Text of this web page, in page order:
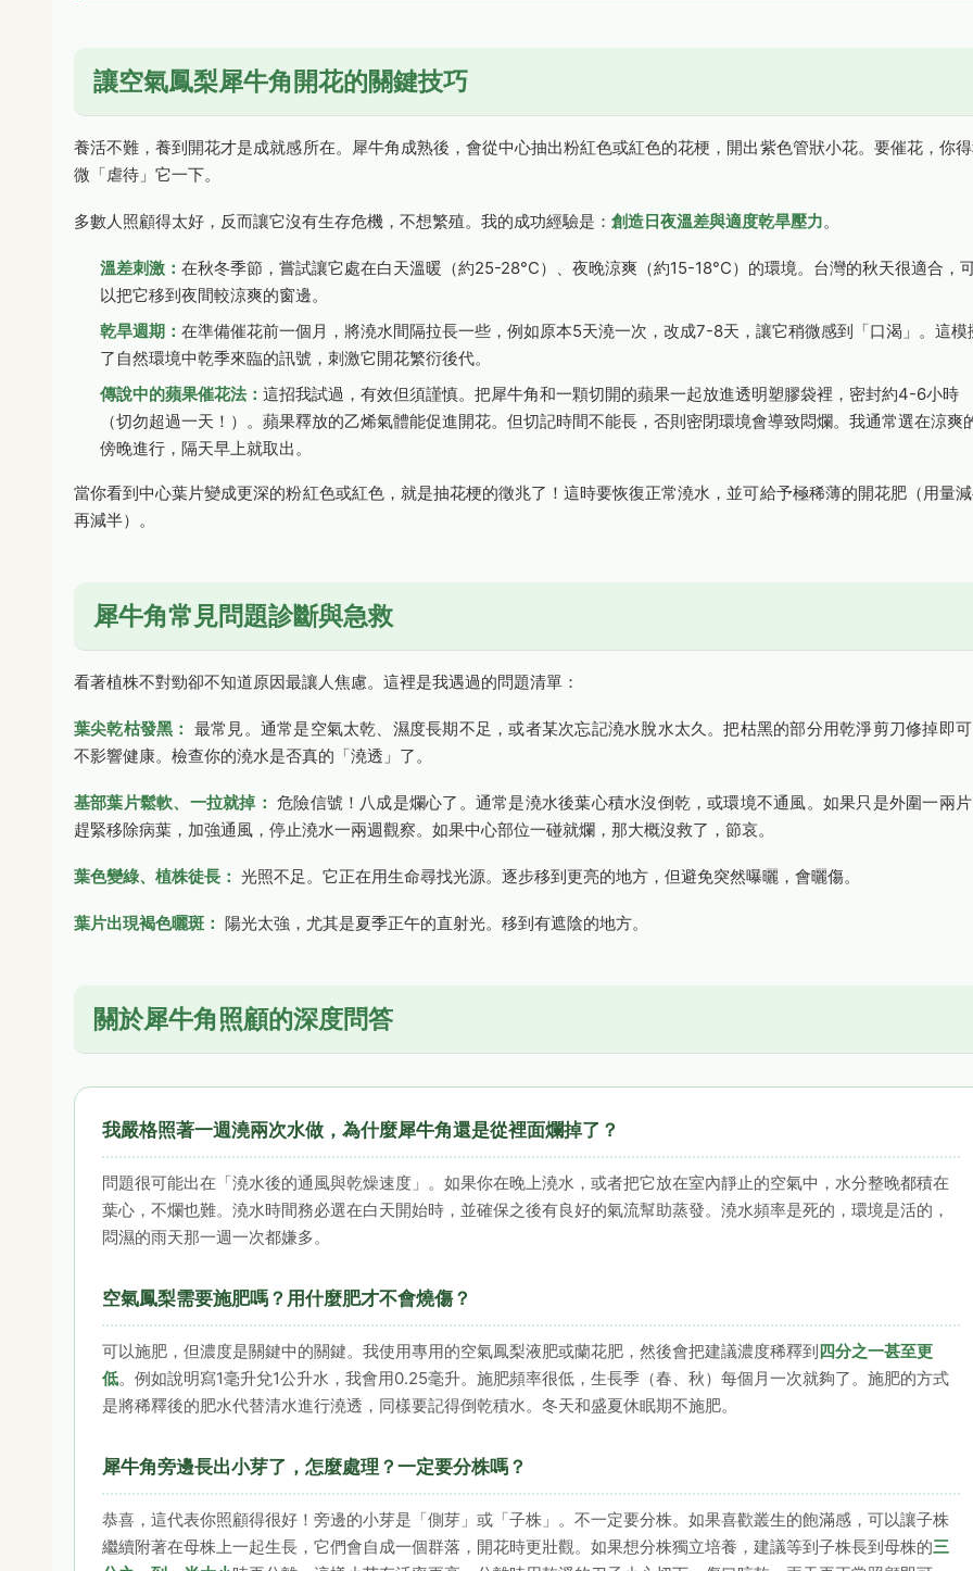
讓空氣鳳梨犀牛角開花的關鍵技巧
養活不難，養到開花才是成就感所在。犀牛角成熟後，會從中心抽出粉紅色或紅色的花梗，開出紫色管狀小花。要催花，你
微「虐待」它一下。
多數人照顧得太好，反而讓它沒有生存危機，不想繁殖。我的成功經驗是： 創造日夜溫差與適度乾旱壓力。
溫差刺激： 在秋冬季節，嘗試讓它處在白天溫暖（約25-28°C）、夜晚涼爽（約15-18°C）的環境。台灣的秋天很適合，
以把它移到夜間較涼爽的窗邊。
乾旱週期： 在準備催花前一個月，將澆水間隔拉長一些，例如原本5天澆一次，改成7-8天，讓它稍微感到「口渴」。這模
了自然環境中乾季來臨的訊號，刺激它開花繁衍後代。
傳說中的蘋果催花法： 這招我試過，有效但須謹慎。把犀牛角和一顆切開的蘋果一起放進透明塑膠袋裡，密封約4-6小時
（切勿超過一天！）。蘋果釋放的乙烯氣體能促進開花。但切記時間不能長，否則密閉環境會導致悶爛。我通常選在涼爽
傍晚進行，隔天早上就取出。
當你看到中心葉片變成更深的粉紅色或紅色，就是抽花梗的徵兆了！這時要恢復正常澆水，並可給予極稀薄的開花肥（用量
再減半）。
犀牛角常見問題診斷與急救
看著植株不對勁卻不知道原因最讓人焦慮。這裡是我遇過的問題清單：
葉尖乾枯發黑： 最常見。通常是空氣太乾、濕度長期不足，或者某次忘記澆水脫水太久。把枯黑的部分用乾淨剪刀修掉即
不影響健康。檢查你的澆水是否真的「澆透」了。
基部葉片鬆軟、一拉就掉： 危險信號！八成是爛心了。通常是澆水後葉心積水沒倒乾，或環境不通風。如果只是外圍一兩
趕緊移除病葉，加強通風，停止澆水一兩週觀察。如果中心部位一碰就爛，那大概沒救了，節哀。
葉色變綠、植株徒長： 光照不足。它正在用生命尋找光源。逐步移到更亮的地方，但避免突然曝曬，會曬傷。
葉片出現褐色曬斑： 陽光太強，尤其是夏季正午的直射光。移到有遮陰的地方。
關於犀牛角照顧的深度問答
我嚴格照著一週澆兩次水做，為什麼犀牛角還是從裡面爛掉了？
問題很可能出在「澆水後的通風與乾燥速度」。如果你在晚上澆水，或者把它放在室內靜止的空氣中，水分整晚都積在
葉心，不爛也難。澆水時間務必選在白天開始時，並確保之後有良好的氣流幫助蒸發。澆水頻率是死的，環境是活的，
悶濕的雨天那一週一次都嫌多。
空氣鳳梨需要施肥嗎？用什麼肥才不會燒傷？
可以施肥，但濃度是關鍵中的關鍵。我使用專用的空氣鳳梨液肥或蘭花肥，然後會把建議濃度稀釋到 四分之一甚至更
低。例如說明寫1毫升兌1公升水，我會用0.25毫升。施肥頻率很低，生長季（春、秋）每個月一次就夠了。施肥的方式
是將稀釋後的肥水代替清水進行澆透，同樣要記得倒乾積水。冬天和盛夏休眠期不施肥。
犀牛角旁邊長出小芽了，怎麼處理？一定要分株嗎？
恭喜，這代表你照顧得很好！旁邊的小芽是「側芽」或「子株」。不一定要分株。如果喜歡叢生的飽滿感，可以讓子株
繼續附著在母株上一起生長，它們會自成一個群落，開花時更壯觀。如果想分株獨立培養，建議等到子株長到母株的三